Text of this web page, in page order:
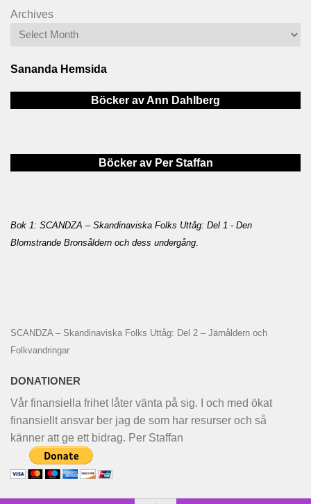
Archives
Sananda Hemsida
Böcker av Ann Dahlberg
Böcker av Per Staffan
Bok 1: SCANDZA – Skandinaviska Folks Uttåg: Del 1 - Den
Blomstrande Bronsåldern och dess undergång.
SCANDZA – Skandinaviska Folks Uttåg: Del 2 – Järnåldern och
Folkvandringar
DONATIONER
Vår finansiella frihet låter vänta på sig. I och med ökat
finansiellt ansvar ber jag de som har resurser och så
känner att ge ett bidrag. Per Staffan